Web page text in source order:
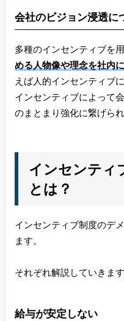
会社のビジョン浸透に
多種のインセンティブを
める人物像や理念を社内
えば人的インセンティブ
インセンティブによって
のまとまり強化に繋げられ
インセンティ
とは？
インセンティブ制度のデ
ます。
それぞれ解説していきます
給与が安定しない